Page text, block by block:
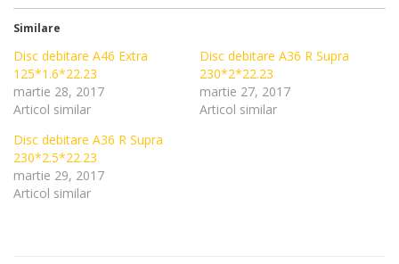
Similare
Disc debitare A46 Extra
125*1.6*22.23
martie 28, 2017
Articol similar
Disc debitare A36 R Supra
230*2*22.23
martie 27, 2017
Articol similar
Disc debitare A36 R Supra
230*2.5*22.23
martie 29, 2017
Articol similar